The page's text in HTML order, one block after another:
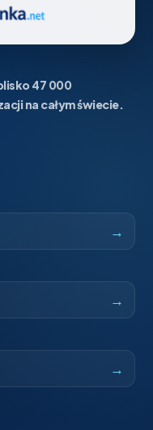
47 000
na całym świecie.
→
→
→